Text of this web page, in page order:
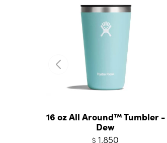
16 oz All Around™ Tumbler -
Dew
$ 1.850